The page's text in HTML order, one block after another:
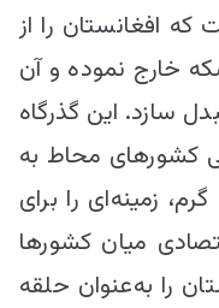
افغانستان را از
خارج نموده و آن
سازد. این گذرگاه
کشورهای محاط به
زمینه‌ای را برای
میان کشورها
را به‌عنوان حلقه